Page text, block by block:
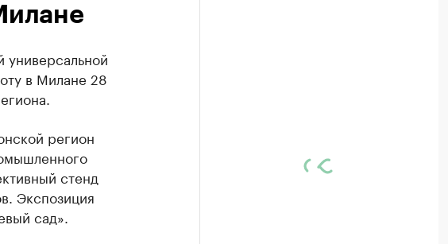
универсальной
в Милане 28
регион
стенд
Экспозиция
сад».